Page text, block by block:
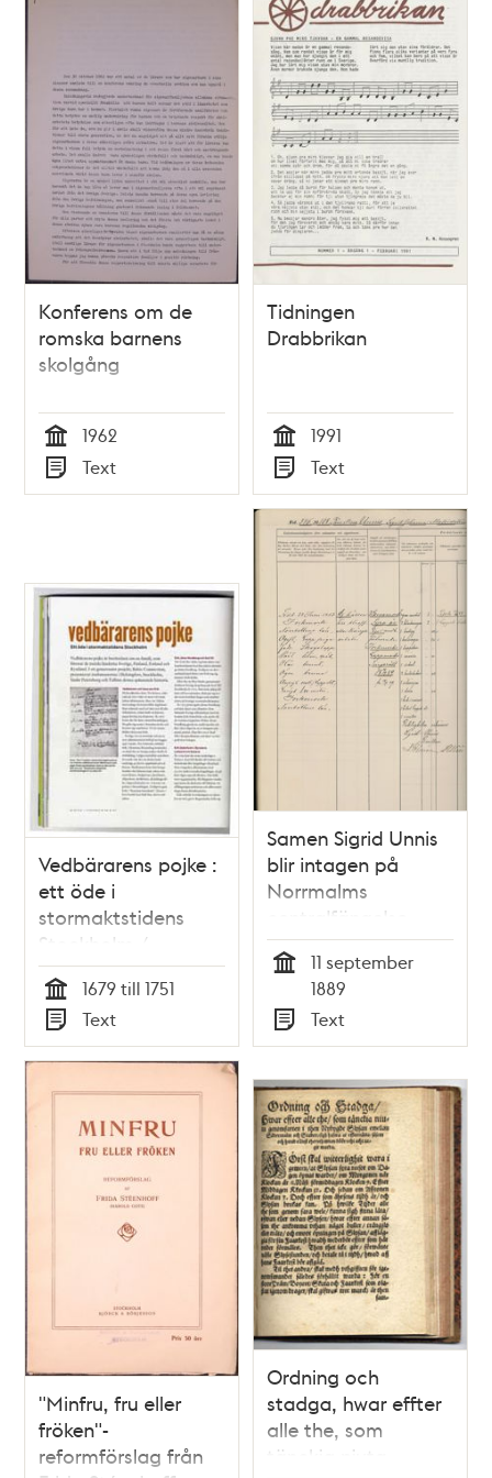
Konferens om de
romska barnens
skolgång
Tid
1962
Typ
Text
Tidningen
Drabbrikan
Tid
1991
Typ
Text
Vedbärarens pojke :
ett öde i
stormaktstidens
Stockholm /
PiaMaria Hallberg
och Maria von
Scheele
Tid
1679 till 1751
Typ
Text
Samen Sigrid Unnis
blir intagen på
Norrmalms
centralfängelse
11 september
1889
Typ
Text
"Minfru, fru eller
fröken"-
reformförslag från
Ordning och
stadga, hwar effter
alle the, som
tänckia niuta